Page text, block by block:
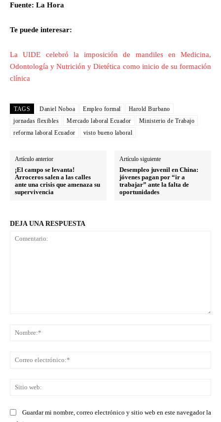
Fuente: La Hora
Te puede interesar:
La UIDE celebró la imposición de mandiles en Medicina,
Odontología y Nutrición y Dietética como inicio de su formación
clínica
TAGS Daniel Noboa Empleo formal
Harold Burbano
jornadas flexibles
Mercado laboral Ecuador
Ministerio de Trabajo
reforma laboral Ecuador
visto bueno laboral
Artículo anterior
¡El campo se levanta!
Arroceros salen a las calles
ante una crisis que amenaza su
supervivencia
Artículo siguiente
Desempleo juvenil en China:
jóvenes pagan por “ir a
trabajar” ante la falta de
oportunidades
DEJA UNA RESPUESTA
Guardar mi nombre, correo electrónico y sitio web en este navegador la